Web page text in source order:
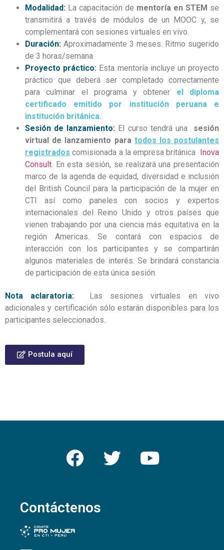
Modalidad: La capacitación de mentoría en STEM se
transmitirá a través de módulos de un MOOC y, se
complementará con sesiones virtuales en vivo.
Duración: Aproximadamente 3 meses. Ritmo sugerido
de 3 horas/semana
Proyecto práctico: Esta mentoría incluye un proyecto
práctico que deberá ser completado correctamente
para culminar el programa y obtener el diploma
certificado emitido por institución peruana e
institución británica.
Sesión de lanzamiento: El curso tendrá una sesión
virtual de lanzamiento para todos los postulantes
registrados comisionada a la empresa británica
Inova
Consult. En esta sesión, se realizará una presentación
marco de la agenda de equidad, diversidad e inclusión
del British Council para la participación de la mujer en
CTI así como paneles con socios y expertos
internacionales del Reino Unido y otros países que
vienen trabajando por una ciencia más equitativa en la
región Americas. Se contará con espacios de
interacción con los participantes y se compartirán
algunos materiales de interés. Se brindará constancia
de participación de esta única sesión.
Nota aclaratoria:
Las sesiones virtuales en vivo
adicionales y certificación sólo estarán disponibles para los
participantes seleccionados.
Postula aquí
Contáctenos